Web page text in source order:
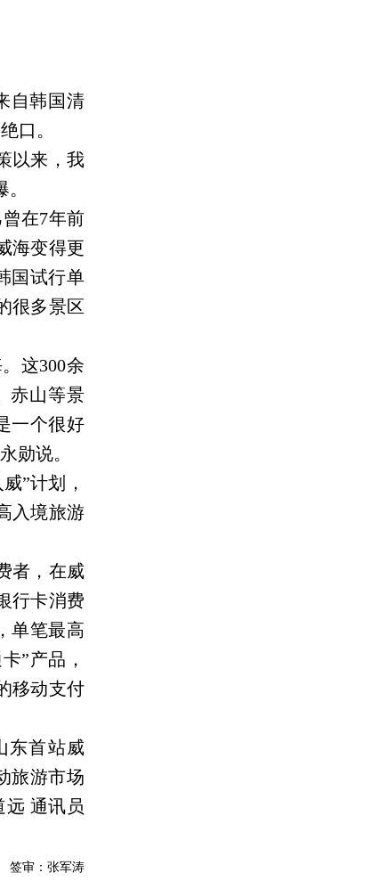
自韩国清
口。
以来，我
在7年前
海变得更
国试行单
很多景区
这300余
赤山等景
一个很好
勋说。
”计划，
入境旅游
者，在威
行卡消费
单笔最高
”产品，
移动支付
东首站威
旅游市场
远 通讯员
签审：张军涛